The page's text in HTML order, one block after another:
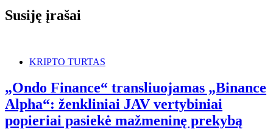
Susiję įrašai
KRIPTO TURTAS
„Ondo Finance“ transliuojamas „Binance
Alpha“: ženkliniai JAV vertybiniai
popieriai pasiekė mažmeninę prekybą